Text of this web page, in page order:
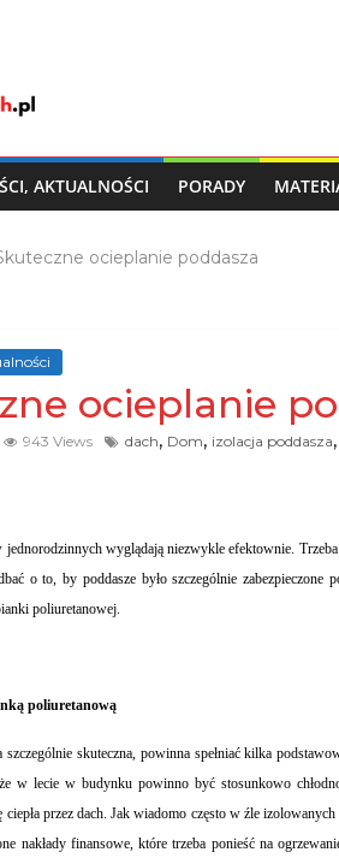
AKTUALNOŚCI PORADY
ocieplanie poddasza
ocieplanie
943 Views dach, Dom, izolacja poddasza,
wyglądają niezwykle efektownie.
o to, by poddasze było szczególnie
poliuretanowej.
poliuretanową
szczególnie skuteczna, powinna spełniać kilka
w lecie w budynku powinno być stosunkowo
ciepła przez dach. Jak wiadomo często w źle
nakłady finansowe, które trzeba ponieść na